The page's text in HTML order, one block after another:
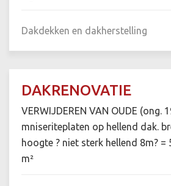
Dakdekken en dakherstelling
DAKRENOVATIE
VERWIJDEREN VAN OUDE (ong.
mniseriteplaten op hellend dak.
hoogte ? niet sterk hellend 8m? =
m²